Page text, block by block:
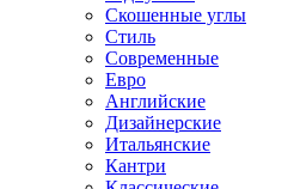
Скошенные углы
Стиль
Современные
Евро
Английские
Дизайнерские
Итальянские
Кантри